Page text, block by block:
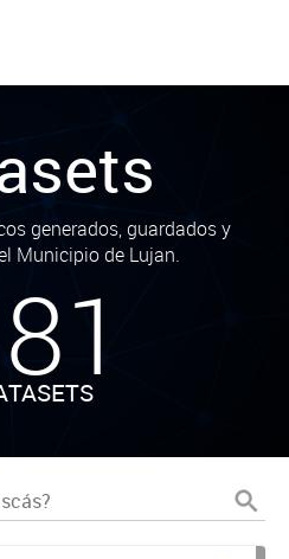
generados, guardados y
Municipio de Lujan.